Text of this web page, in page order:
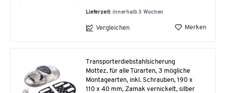
Lieferzeit: innerhalb 3 Wochen
Vergleichen Merken
Transporterdiebstahlsicherung
Mottez, für alle Türarten, 3 mögliche
Montagearten, inkl. Schrauben, 190 x
110 x 40 mm, Zamak vernickelt, silber